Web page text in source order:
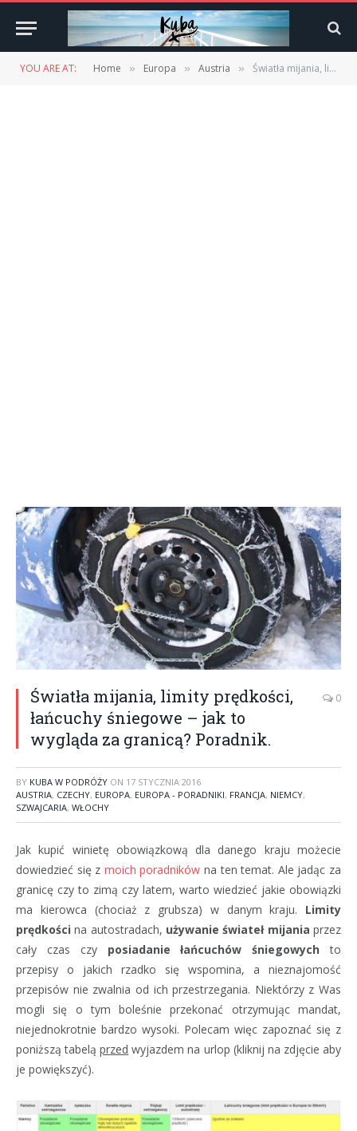
YOU ARE AT: Home » Europa » Austria » Światła mijania, limity prędkości, łańcuchy śniegowe – jak to wygląda za granicą? Poradnik.
Światła mijania, limity prędkości,
łańcuchy śniegowe – jak to
wygląda za granicą? Poradnik.
0
BY KUBA W PODRÓŻY ON 17 STYCZNIA 2016
AUSTRIA, CZECHY, EUROPA, EUROPA - PORADNIKI, FRANCJA, NIEMCY,
SZWAJCARIA, WŁOCHY
Jak kupić winietę obowiązkową dla danego kraju możecie
dowiedzieć się z moich poradników na ten temat. Ale jadąc za
granicę czy to zimą czy latem, warto wiedzieć jakie obowiązki
ma kierowca (chociaż z grubsza) w danym kraju. Limity
prędkości na autostradach, używanie świateł mijania przez
cały czas czy posiadanie łańcuchów śniegowych to
przepisy o jakich rzadko się wspomina, a nieznajomość
przepisów nie zwalnia od ich przestrzegania. Niektórzy z Was
mogli się o tym boleśnie przekonać otrzymując mandat,
niejednokrotnie bardzo wysoki. Polecam więc zapoznać się z
poniższą tabeląprzed wyjazdem na urlop (kliknij na zdjęcie aby
je powiększyć).